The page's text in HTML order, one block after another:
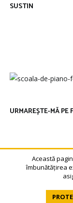
SUSTIN
URMAREȘTE-MĂ PE
© 2014-2026 -
Această
îmbunătățirea